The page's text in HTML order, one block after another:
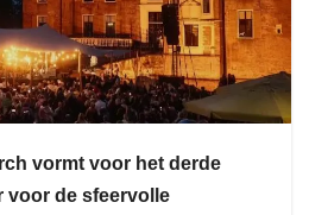
vormt voor het derde
voor de sfeervolle